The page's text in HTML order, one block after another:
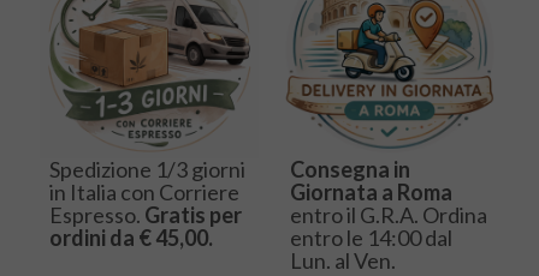
Spedizione 1/3 giorni
in Italia con Corriere
Espresso. Gratis per
ordini da € 45,00.
Consegna in
Giornata a Roma
entro il G.R.A. Ordina
entro le 14:00 dal
Lun. al Ven.